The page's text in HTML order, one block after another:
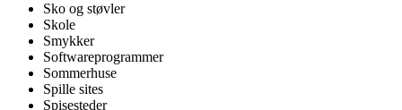
Sko og støvler
Skole
Smykker
Softwareprogrammer
Sommerhuse
Spille sites
Spisesteder